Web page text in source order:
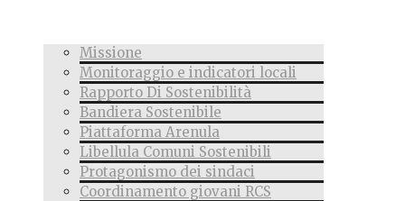
Missione
Monitoraggio e indicatori locali
Rapporto Di Sostenibilità
Bandiera Sostenibile
Piattaforma Arenula
Libellula Comuni Sostenibili
Protagonismo dei sindaci
Coordinamento giovani RCS